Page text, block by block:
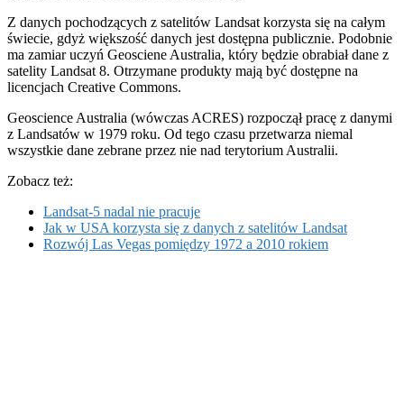
Z danych pochodzących z satelitów Landsat korzysta się na całym
świecie, gdyż większość danych jest dostępna publicznie. Podobnie
ma zamiar uczyń Geosciene Australia, który będzie obrabiał dane z
satelity Landsat 8. Otrzymane produkty mają być dostępne na
licencjach Creative Commons.
Geoscience Australia (wówczas ACRES) rozpoczął pracę z danymi
z Landsatów w 1979 roku. Od tego czasu przetwarza niemal
wszystkie dane zebrane przez nie nad terytorium Australii.
Zobacz też:
Landsat-5 nadal nie pracuje
Jak w USA korzysta się z danych z satelitów Landsat
Rozwój Las Vegas pomiędzy 1972 a 2010 rokiem